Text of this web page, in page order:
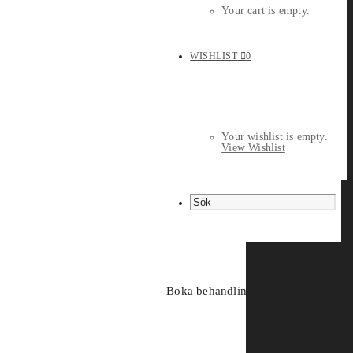
Your cart is empty.
WISHLIST 0
Your wishlist is empty.
View Wishlist
Boka behandling